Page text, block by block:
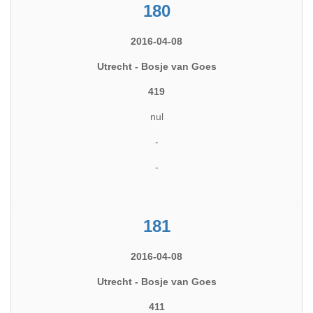
180
2016-04-08
Utrecht - Bosje van Goes
419
nul
-
-
181
2016-04-08
Utrecht - Bosje van Goes
411